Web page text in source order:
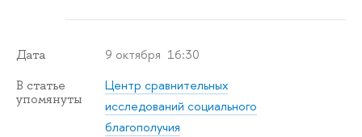
Дата 9 октября 16:30
В статье
упомянуты
Центр сравнительных
исследований социального
благополучия